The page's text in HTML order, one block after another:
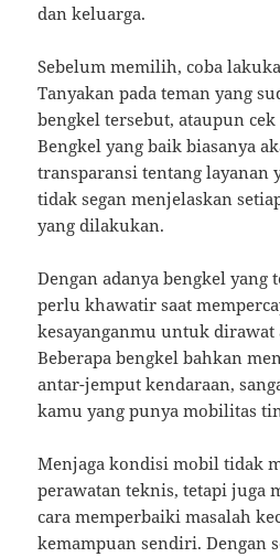
dan keluarga.
Sebelum memilih, coba
Tanyakan pada teman yang
bengkel tersebut, ataupun
Bengkel yang baik biasanya
transparansi tentang layanan
tidak segan menjelaskan
yang dilakukan.
Dengan adanya bengkel yang
perlu khawatir saat
kesayanganmu untuk
Beberapa bengkel bahkan
antar-jemput kendaraan,
kamu yang punya mobilitas
Menjaga kondisi mobil tidak
perawatan teknis, tetapi juga
cara memperbaiki masalah
kemampuan sendiri. Dengan